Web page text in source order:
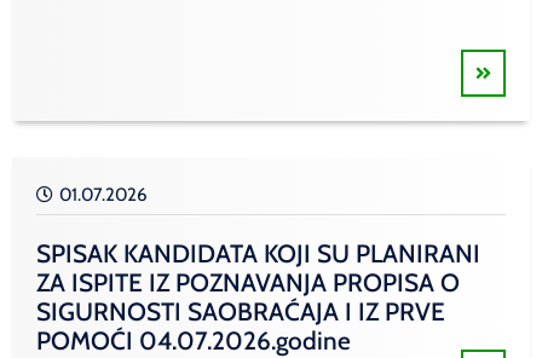
01.07.2026
SPISAK KANDIDATA KOJI SU PLANIRANI
ZA ISPITE IZ POZNAVANJA PROPISA O
SIGURNOSTI SAOBRAĆAJA I IZ PRVE
POMOĆI 04.07.2026.godine